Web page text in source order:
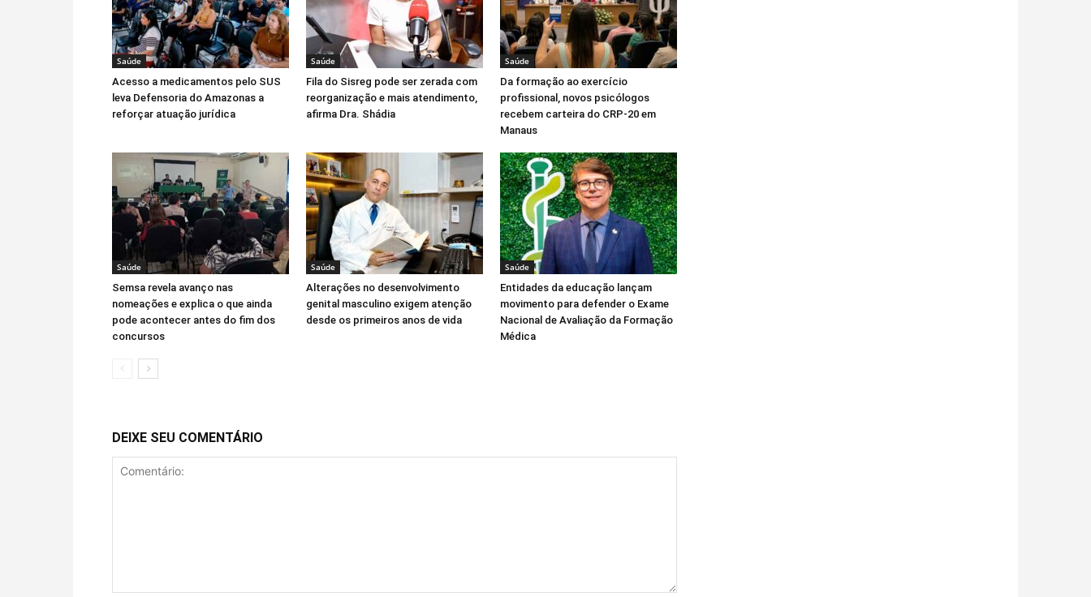
Saúde
Acesso a medicamentos pelo SUS
leva Defensoria do Amazonas a
reforçar atuação jurídica
Saúde
Fila do Sisreg pode ser zerada com
reorganização e mais atendimento,
afirma Dra. Shádia
Saúde
Da formação ao exercício
profissional, novos psicólogos
recebem carteira do CRP-20 em
Manaus
Saúde
Semsa revela avanço nas
nomeações e explica o que ainda
pode acontecer antes do fim dos
concursos
Saúde
Alterações no desenvolvimento
genital masculino exigem atenção
desde os primeiros anos de vida
Saúde
Entidades da educação lançam
movimento para defender o Exame
Nacional de Avaliação da Formação
Médica
DEIXE SEU COMENTÁRIO